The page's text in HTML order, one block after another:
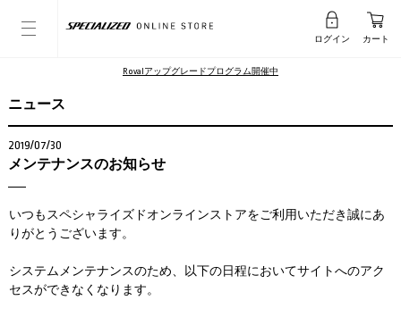
ログイン カート
Rovalアップグレードプログラム開催中
ニュース
2019/07/30
メンテナンスのお知らせ
いつもスペシャライズドオンラインストアをご利用いただき誠にあ
りがとうございます。
システムメンテナンスのため、以下の日程においてサイトへのアク
セスができなくなります。